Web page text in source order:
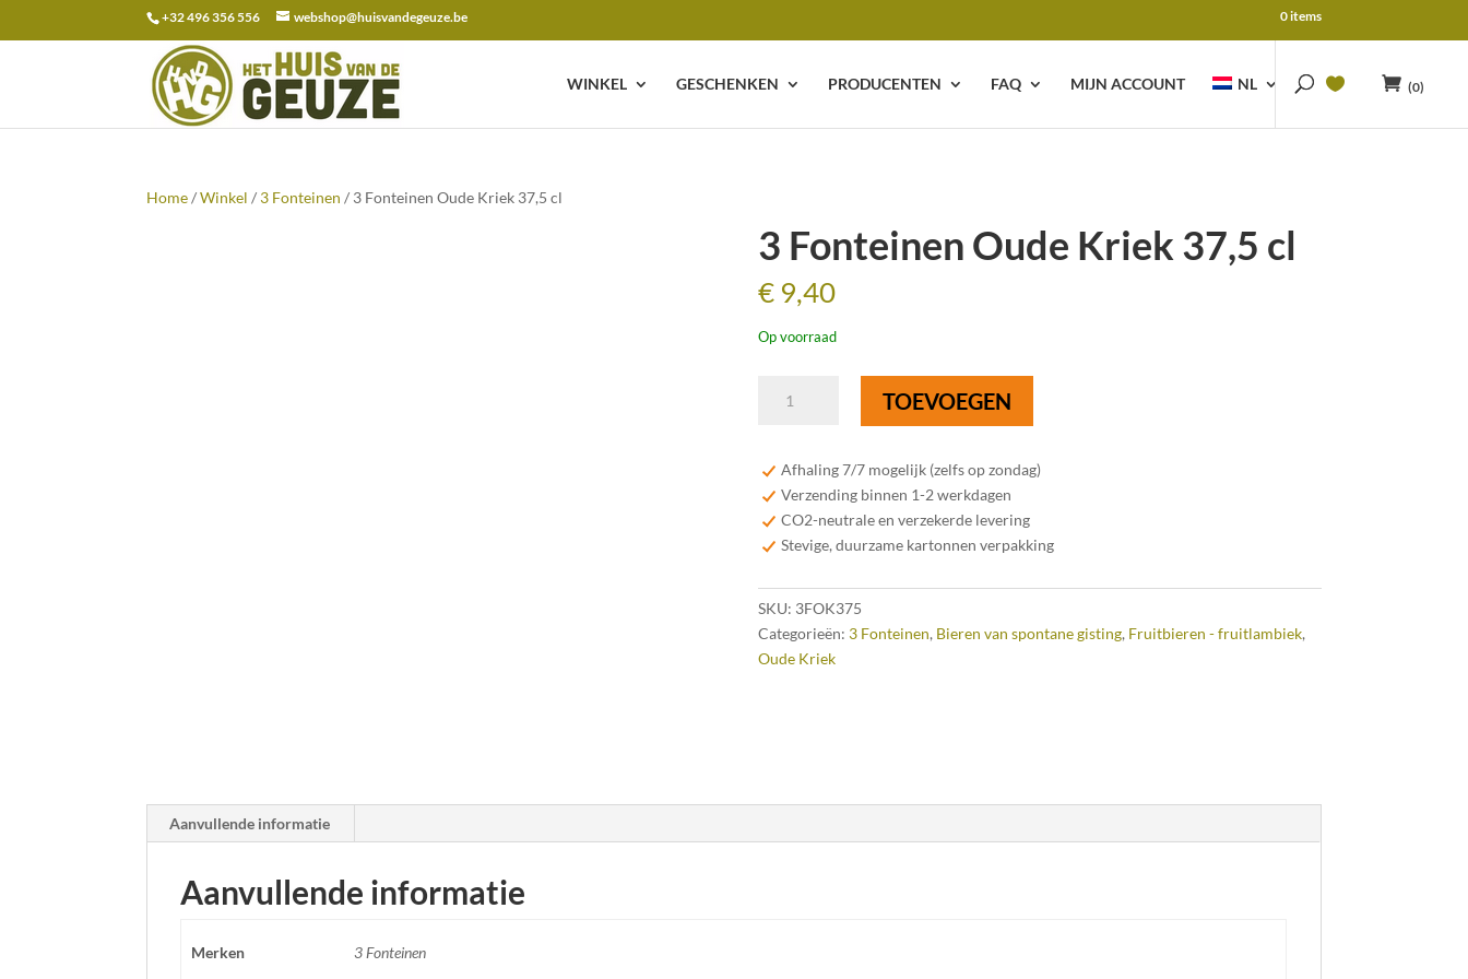
+32 496 356 556 webshop@huisvandegeuze.be 0 items
WINKEL GESCHENKEN PRODUCENTEN FAQ MIJN ACCOUNT NL (0)
Zoeken
naar:
Home/Winkel / 3 Fonteinen / 3 Fonteinen Oude Kriek 37,5 cl
3 Fonteinen Oude Kriek 37,5 cl
€9,40
Op voorraad
Fonteinen
Kriek
37,5
aantal
TOEVOEGEN
Afhaling 7/7 mogelijk (zelfs op zondag)
Verzending binnen 1-2 werkdagen
CO2-neutrale en verzekerde levering
Stevige, duurzame kartonnen verpakking
SKU: 3FOK375
Categorieën: 3 Fonteinen, Bieren van spontane gisting, Fruitbieren - fruitlambiek,
Oude Kriek
Aanvullende informatie
Aanvullende informatie
Merken 3 Fonteinen